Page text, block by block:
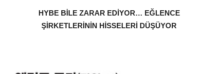
HYBE BİLE ZARAR EDİYOR… EĞLENCE
ŞİRKETLERİNİN HİSSELERİ DÜŞÜYOR